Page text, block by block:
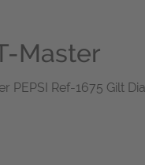
Master
PEPSI Ref-1675 Gilt